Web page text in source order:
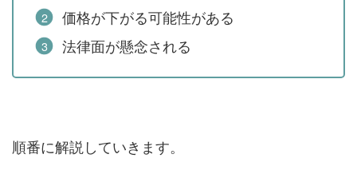
価格が下がる可能性がある
法律面が懸念される
順番に解説していきます。